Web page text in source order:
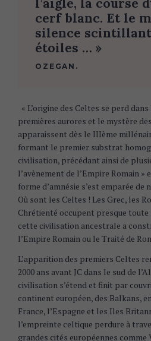
cerf blanc. Et le
silence
étoiles … »
OZEGAN.
« L’origine des Celtes se perd
premières aurores et le mystère
apparaissent dès le IIIème
formant le premier substrat
civilisation, précédant ainsi de
l’avènement de l’Empire Romain »
forme d’amnésie s’est emparée de
Où sont les Celtes ! Les Grec, les
Chrétienté occupent presque toute
cette civilisation ancestrale a
l’Empire Romain ou le Traité de
L’apparition des premiers Celtes
2000 ans avant JC dans le sud de
civilisation s’étend et finit par
continent européen, des Balkans,
France, l’Espagne et les Iles
l’empreinte celtique perdure à
grandes cités européennes comme